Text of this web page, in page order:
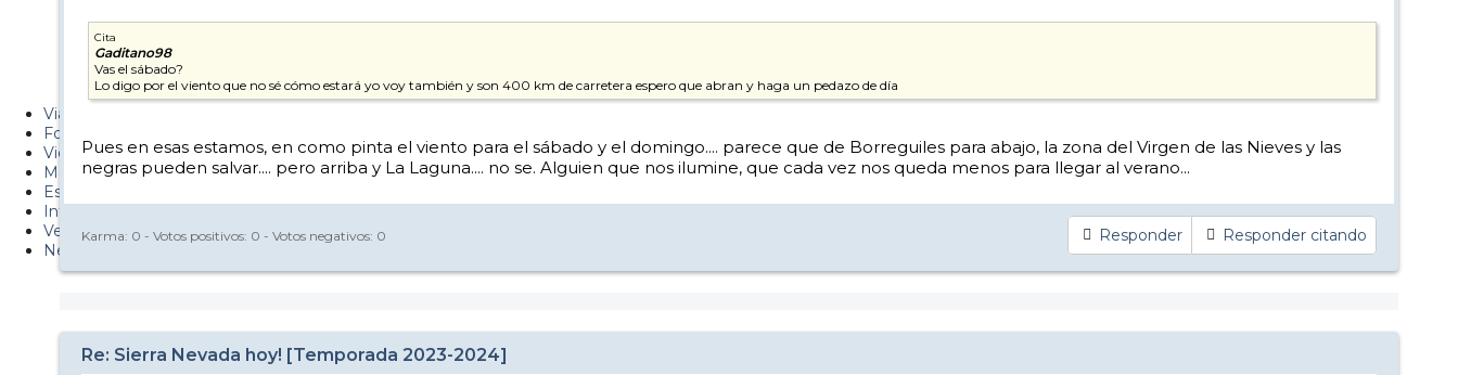
Metiendo Cantos
PUCAF - Blog
Viajes
Fotos
Videos
Material
Esquí Pro
Infonieve
Verano
Nevalog
Cita
Gaditano98
Vas el sábado?
Lo digo por el viento que no sé cómo estará yo voy también y son 400 km de carretera espero que abran y haga un pedazo de día
Pues en esas estamos, en como pinta el viento para el sábado y el domingo.... parece que de Borreguiles para abajo, la zona del Virgen de las Nieves y las
negras pueden salvar.... pero arriba y La Laguna.... no se. Alguien que nos ilumine, que cada vez nos queda menos para llegar al verano...
Responder Responder citando
Karma: 0 - Votos positivos: 0 - Votos negativos: 0
Re: Sierra Nevada hoy! [Temporada 2023-2024]